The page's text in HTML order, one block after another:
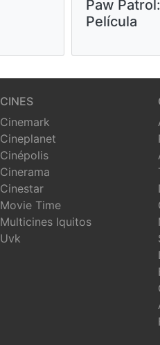
Paw
Película
CINES
Cinemark
Cineplanet
Cinépolis
Cinerama
Cinestar
Movie Time
Multicines Iquitos
Uvk